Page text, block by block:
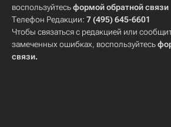
воспользуйтесьформой обратной связи
Телефон Редакции: 7 (495) 645-6601
Чтобы связаться с редакцией или
замеченных ошибках, воспользуйтесь
связи.